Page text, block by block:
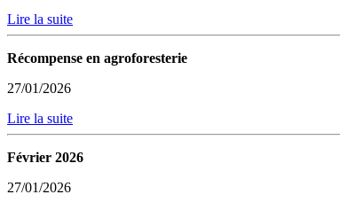
Lire la suite
Récompense en agroforesterie
27/01/2026
Lire la suite
Février 2026
27/01/2026